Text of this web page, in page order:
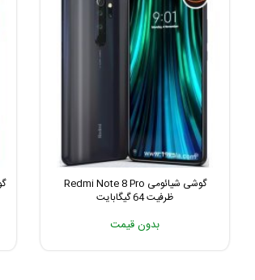
گوشی شیائومی Redmi Note 8 Pro
ظرفیت 64 گیگابایت
بدون قیمت